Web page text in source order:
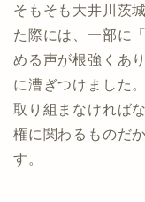
そもそも大井川茨
た際には、一部に
める声が根強くあ
に漕ぎつけました
取り組まなければ
権に関わるものだ
す。